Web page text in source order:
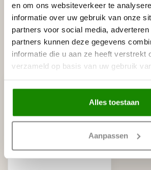
en om ons websiteverkeer te
informatie over uw gebruik van onze
partners voor social media,
partners kunnen deze gegevens
informatie die u aan ze heeft verstrekt
verzameld op basis van uw gebruik
Alles toestaan
Aanpassen
NMC
NMC Adefix lijmkoker 310 ml
Op voorraad
Recent bekeken